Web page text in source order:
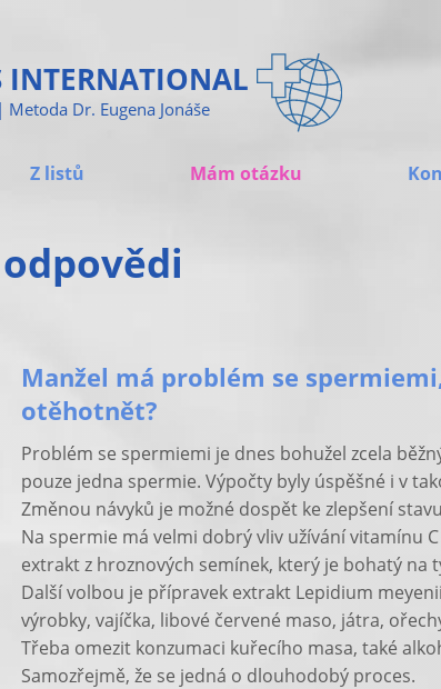
INTERNATIONAL
Dr. Eugena Jonáše
Z listů Mám otázku
Manžel má problém se
otěhotnět?
Problém se spermiemi je dnes bohužel zcela
pouze jedna spermie. Výpočty byly úspěšné i v
Změnou návyků je možné dospět ke zlepšení
Na spermie má velmi dobrý vliv užívání vitamínu
extrakt z hroznových semínek, který je bohatý na
Další volbou je přípravek extrakt Lepidium
výrobky, vajíčka, libové červené maso, játra,
Třeba omezit konzumaci kuřecího masa, také
Samozřejmě, že se jedná o dlouhodobý proces.